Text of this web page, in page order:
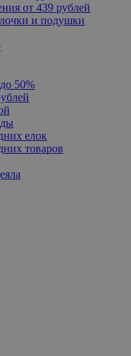
от 439 рублей
и подушки
50%
елок
товаров